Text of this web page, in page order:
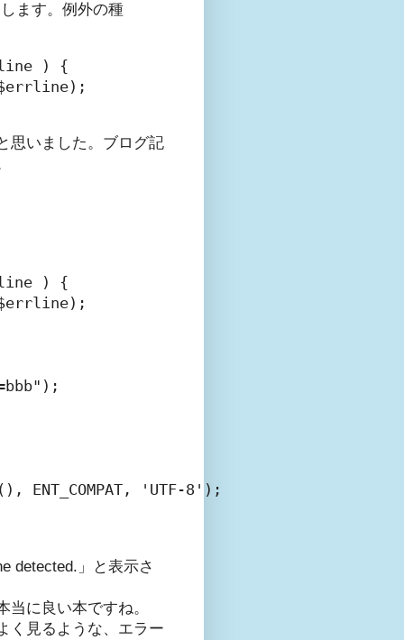
ます。例外の種
) {
思いました。ブログ記
) {
ENT_COMPAT, 'UTF-8');
detected.」と表示さ
に良い本ですね。
く見るような、エラー